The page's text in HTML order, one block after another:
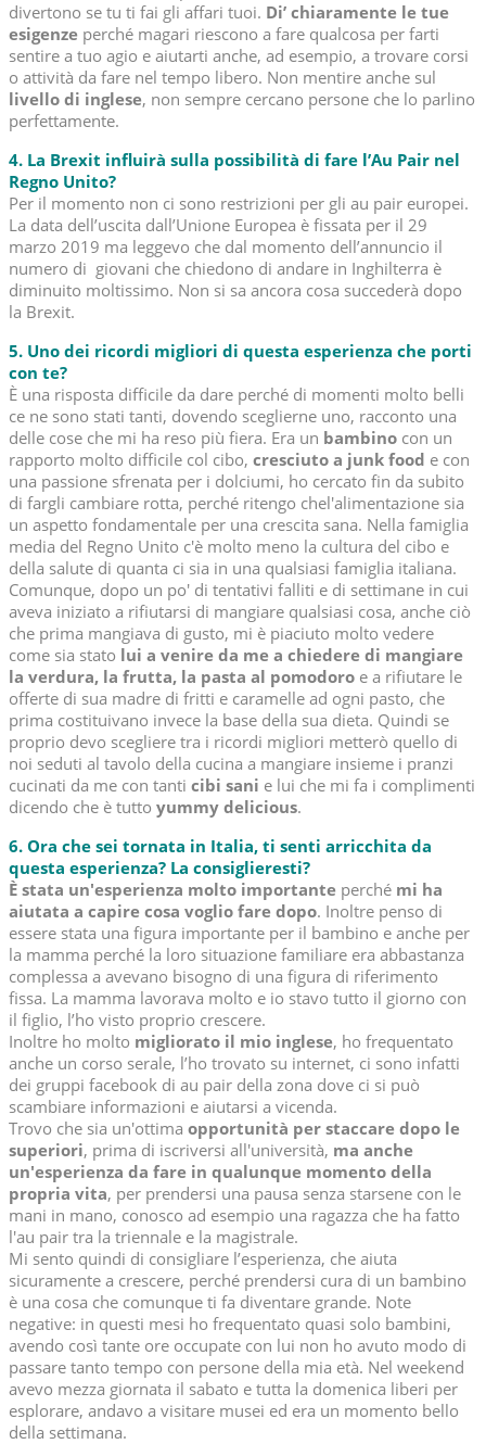
divertono se tu ti fai gli affari tuoi. Di’ chiaramente le tue
esigenze perché magari riescono a fare qualcosa per farti
sentire a tuo agio e aiutarti anche, ad esempio, a trovare corsi
o attività da fare nel tempo libero. Non mentire anche sul
livello di inglese, non sempre cercano persone che lo parlino
perfettamente.
4. La Brexit influirà sulla possibilità di fare l’Au Pair nel
Regno Unito?
Per il momento non ci sono restrizioni per gli au pair europei.
La data dell’uscita dall’Unione Europea è fissata per il 29
marzo 2019 ma leggevo che dal momento dell’annuncio il
numero di giovani che chiedono di andare in Inghilterra è
diminuito moltissimo. Non si sa ancora cosa succederà dopo
la Brexit.
5. Uno dei ricordi migliori di questa esperienza che porti
con te?
È una risposta difficile da dare perché di momenti molto belli
ce ne sono stati tanti, dovendo sceglierne uno, racconto una
delle cose che mi ha reso più fiera. Era un bambino con un
rapporto molto difficile col cibo, cresciuto a junk food e con
una passione sfrenata per i dolciumi, ho cercato fin da subito
di fargli cambiare rotta, perché ritengo chel'alimentazione sia
un aspetto fondamentale per una crescita sana. Nella famiglia
media del Regno Unito c'è molto meno la cultura del cibo e
della salute di quanta ci sia in una qualsiasi famiglia italiana.
Comunque, dopo un po' di tentativi falliti e di settimane in cui
aveva iniziato a rifiutarsi di mangiare qualsiasi cosa, anche ciò
che prima mangiava di gusto, mi è piaciuto molto vedere
come sia stato lui a venire da me a chiedere di mangiare
la verdura, la frutta, la pasta al pomodoro e a rifiutare le
offerte di sua madre di fritti e caramelle ad ogni pasto, che
prima costituivano invece la base della sua dieta. Quindi se
proprio devo scegliere tra i ricordi migliori metterò quello di
noi seduti al tavolo della cucina a mangiare insieme i pranzi
cucinati da me con tanti cibi sani e lui che mi fa i complimenti
dicendo che è tutto yummy delicious.
6. Ora che sei tornata in Italia, ti senti arricchita da
questa esperienza? La consiglieresti?
È stata un'esperienza molto importante perché mi ha
aiutata a capire cosa voglio fare dopo. Inoltre penso di
essere stata una figura importante per il bambino e anche per
la mamma perché la loro situazione familiare era abbastanza
complessa a avevano bisogno di una figura di riferimento
fissa. La mamma lavorava molto e io stavo tutto il giorno con
il figlio, l’ho visto proprio crescere.
Inoltre ho molto migliorato il mio inglese, ho frequentato
anche un corso serale, l’ho trovato su internet, ci sono infatti
dei gruppi facebook di au pair della zona dove ci si può
scambiare informazioni e aiutarsi a vicenda.
Trovo che sia un'ottima opportunità per staccare dopo le
superiori, prima di iscriversi all'università, ma anche
un'esperienza da fare in qualunque momento della
propria vita, per prendersi una pausa senza starsene con le
mani in mano, conosco ad esempio una ragazza che ha fatto
l'au pair tra la triennale e la magistrale.
Mi sento quindi di consigliare l’esperienza, che aiuta
sicuramente a crescere, perché prendersi cura di un bambino
è una cosa che comunque ti fa diventare grande. Note
negative: in questi mesi ho frequentato quasi solo bambini,
avendo così tante ore occupate con lui non ho avuto modo di
passare tanto tempo con persone della mia età. Nel weekend
avevo mezza giornata il sabato e tutta la domenica liberi per
esplorare, andavo a visitare musei ed era un momento bello
della settimana.